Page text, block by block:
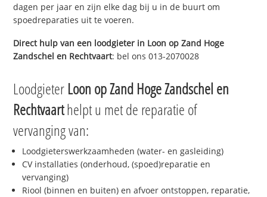
dagen per jaar en zijn elke dag bij u in de buurt om
spoedreparaties uit te voeren.
Direct hulp van een loodgieter in Loon op Zand Hoge
Zandschel en Rechtvaart: bel ons 013-2070028
Loodgieter Loon op Zand Hoge Zandschel en
Rechtvaarthelpt u met de reparatie of
vervanging van:
Loodgieterswerkzaamheden (water- en gasleiding)
CV installaties (onderhoud, (spoed)reparatie en
vervanging)
Riool (binnen en buiten) en afvoer ontstoppen, reparatie,